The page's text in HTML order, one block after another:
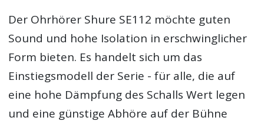
Der Ohrhörer Shure SE112 möchte guten
Sound und hohe Isolation in erschwinglicher
Form bieten. Es handelt sich um das
Einstiegsmodell der Serie - für alle, die auf
eine hohe Dämpfung des Schalls Wert legen
und eine günstige Abhöre auf der Bühne